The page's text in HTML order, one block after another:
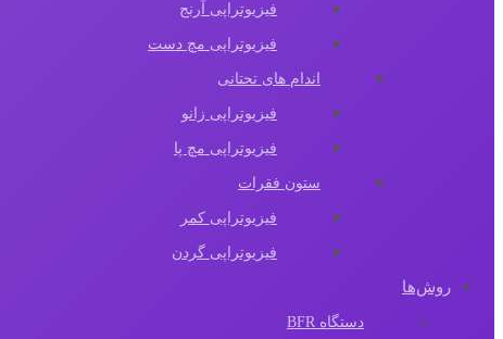
فیزیوتراپی آرنج
فیزیوتراپی مچ دست
اندام های تحتانی
فیزیوتراپی زانو
فیزیوتراپی مچ پا
ستون فقرات
فیزیوتراپی کمر
فیزیوتراپی گردن
روش‌ها
دستگاه BFR